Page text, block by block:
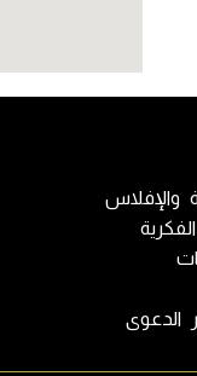
والإفلاس
الدعوى